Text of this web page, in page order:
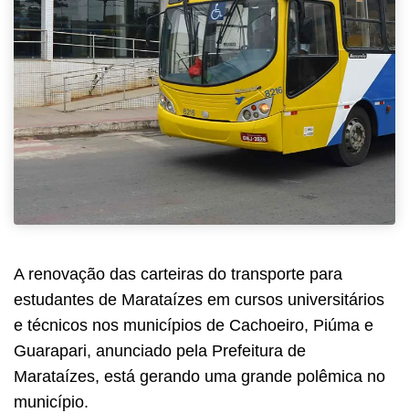
A renovação das carteiras do transporte para
estudantes de Marataízes em cursos universitários
e técnicos nos municípios de Cachoeiro, Piúma e
Guarapari, anunciado pela Prefeitura de
Marataízes, está gerando uma grande polêmica no
município.